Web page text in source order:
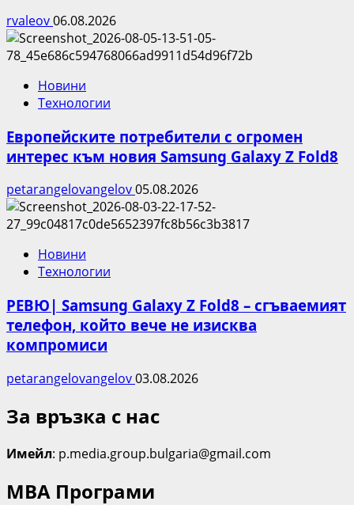
rvaleov06.08.2026
Новини
Технологии
Европейските потребители с огромен
интерес към новия Samsung Galaxy Z Fold8
petarangelovangelov05.08.2026
Новини
Технологии
РЕВЮ| Samsung Galaxy Z Fold8 – сгъваемият
телефон, който вече не изисква
компромиси
petarangelovangelov03.08.2026
За връзка с нас
Имейл: p.media.group.bulgaria@gmail.com
МВА Програми